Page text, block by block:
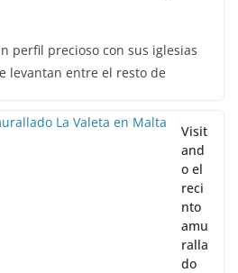
perfil precioso con sus iglesias
levantan entre el resto de
Visit
and
o el
reci
nto
amu
ralla
do